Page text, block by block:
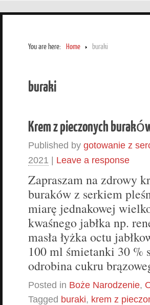
You are here: Home buraki
buraki
Krem z pieczonych
Published by gotowanie z
2021 | Leave a response
Zapraszam na zdrowy
buraków z serkiem
miarę jednakowej
kwaśnego jabłka np.
masła łyżka octu
100 ml śmietanki 30 %
odrobina cukru
Posted in Boże Narodzenie,
Tagged buraki, krem z